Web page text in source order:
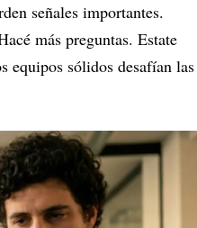
señales importantes.
más preguntas. Estate
equipos sólidos desafían las